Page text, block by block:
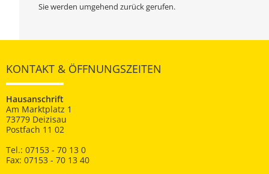
Sie werden umgehend zurück gerufen.
KONTAKT & ÖFFNUNGSZEITEN
Hausanschrift
Am Marktplatz 1
73779 Deizisau
Postfach 11 02
Tel.: 07153 - 70 13 0
Fax: 07153 - 70 13 40